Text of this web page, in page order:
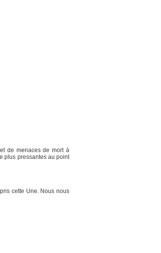
de menaces de mort à
plus pressantes au point
cette Une. Nous nous